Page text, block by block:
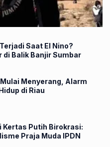
Saat El Nino?
Balik Banjir Sumbar
Menyerang, Alarm
di Riau
Kertas Putih Birokrasi:
Praja Muda IPDN